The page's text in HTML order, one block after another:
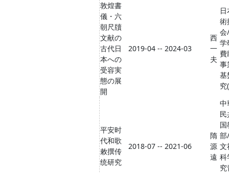
敦煌書
儀・六
朝尺牘
文献の
古代日
本への
受容実
態の展
開
2019-04 -- 2024-03
西
一
夫
術
会
学
費
事
基
究
平安时
代和歌
敕撰传
统研究
2018-07 -- 2021-06
隋
源
遠
中
民
国
部
文
科
究